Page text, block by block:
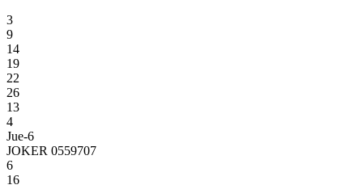
3
9
14
19
22
26
13
4
Jue-6
JOKER 0559707
6
16